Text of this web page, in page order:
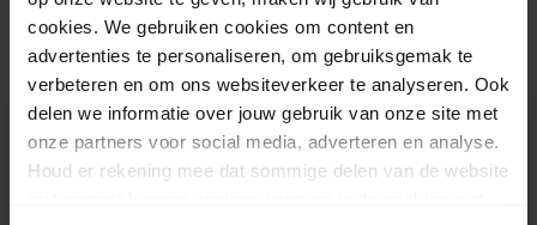
cookies. We gebruiken cookies om content en
advertenties te personaliseren, om gebruiksgemak te
verbeteren en om ons websiteverkeer te analyseren. Ook
delen we informatie over jouw gebruik van onze site met
onze partners voor social media, adverteren en analyse.
Houd er rekening mee dat sommige delen van de website
Gerelateerde vragen
Hoe zwaar mag een retourzending
wegen?